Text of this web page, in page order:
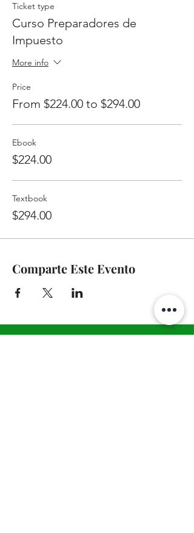
y mucho mas...
Si desea Libro de Texto y esta fuera de la
ciudad de Phoenix, habra un cargo
addicional por envio.
Ticket type
Curso Preparadores de
Impuesto
More info
Price
From $224.00 to $294.00
Ebook
$224.00
Textbook
$294.00
Comparte Este Evento